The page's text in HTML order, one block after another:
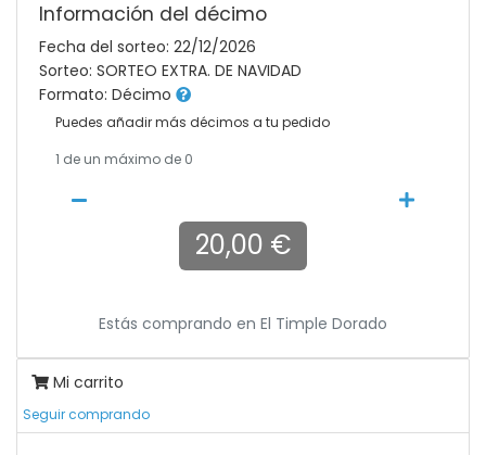
Información del décimo
Fecha del sorteo: 22/12/2026
Sorteo: SORTEO EXTRA. DE NAVIDAD
Formato: Décimo
Puedes añadir más décimos a tu pedido
1 de un máximo de 0
20,00 €
Estás comprando en El Timple Dorado
Mi carrito
Seguir comprando